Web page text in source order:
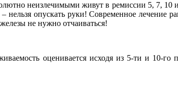
неизлечимыми живут в ремиссии 5, 7, 10
опускать руки! Современное лечение
не нужно отчаиваться!
оценивается исходя из 5-ти и 10-го